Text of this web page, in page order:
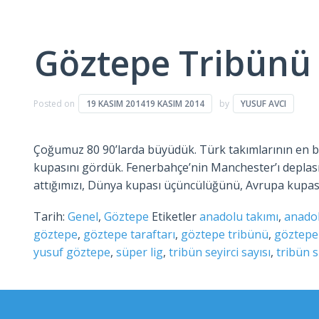
Göztepe
Posted on 19 KASIM 201419 KASIM 2014 by YUSUF AVCI
Çoğumuz 80 90’larda büyüdük. Türk takımlarının en
kupasını gördük. Fenerbahçe’nin Manchester’ı
attığımızı, Dünya kupası üçüncülüğünü, Avrupa
Tarih:Genel,Göztepe Etiketleranadolu takımı,
göztepe, göztepe taraftarı, göztepe tribünü, göztepe
yusuf göztepe,süper lig,tribün seyirci sayısı,tribün